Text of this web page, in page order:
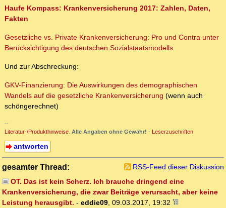
Haufe Kompass: Krankenversicherung 2017: Zahlen, Daten,
Fakten
Gesetzliche vs. Private Krankenversicherung: Pro und Contra unter
Berücksichtigung des deutschen Sozialstaatsmodells
Und zur Abschreckung:
GKV-Finanzierung: Die Auswirkungen des demographischen
Wandels auf die gesetzliche Krankenversicherung (wenn auch
schöngerechnet)
--
Literatur-/Produkthinweise. Alle Angaben ohne Gewähr! - Leserzuschriften
antworten
gesamter Thread:
RSS-Feed dieser Diskussion
OT. Das ist kein Scherz. Ich brauche dringend eine
Krankenversicherung, die zwar Beiträge verursacht, aber keine
Leistung herausgibt. - eddie09, 09.03.2017, 19:32